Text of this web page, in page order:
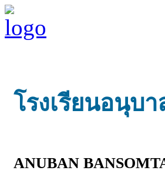
โรงเรียนอนุบ
ANUBAN